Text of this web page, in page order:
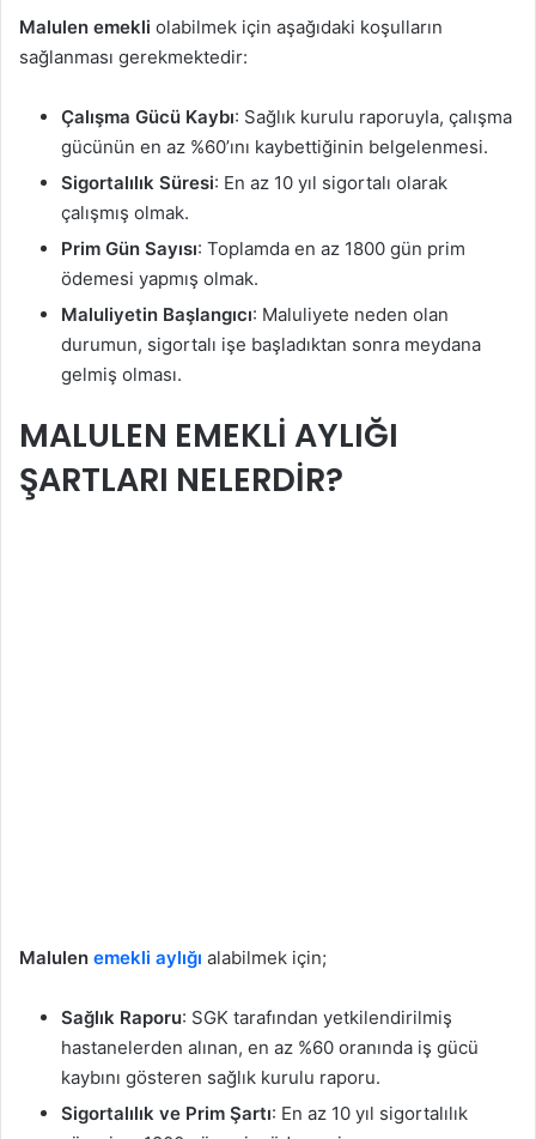
Malulen emekli olabilmek için aşağıdaki koşulların
sağlanması gerekmektedir:
Çalışma Gücü Kaybı: Sağlık kurulu raporuyla, çalışma
gücünün en az %60’ını kaybettiğinin belgelenmesi.
Sigortalılık Süresi: En az 10 yıl sigortalı olarak
çalışmış olmak.
Prim Gün Sayısı: Toplamda en az 1800 gün prim
ödemesi yapmış olmak.
Maluliyetin Başlangıcı: Maluliyete neden olan
durumun, sigortalı işe başladıktan sonra meydana
gelmiş olması.
MALULEN EMEKLİ AYLIĞI
ŞARTLARI NELERDİR?
Malulen emekli aylığı alabilmek için;
Sağlık Raporu: SGK tarafından yetkilendirilmiş
hastanelerden alınan, en az %60 oranında iş gücü
kaybını gösteren sağlık kurulu raporu.
Sigortalılık ve Prim Şartı: En az 10 yıl sigortalılık